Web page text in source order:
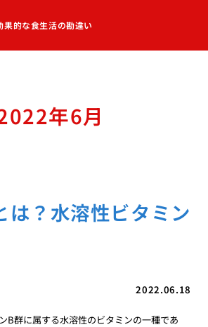
果的な食生活の勘違い
年6月
は？水溶性ビタミン
2022.06.18
B群に属する水溶性のビタミンの一種であ